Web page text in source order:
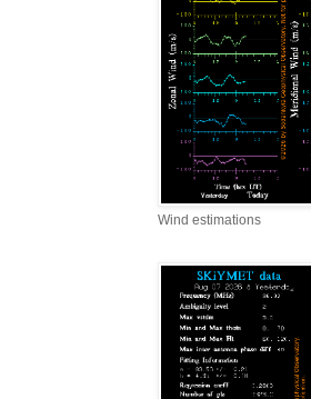
Wind estimations